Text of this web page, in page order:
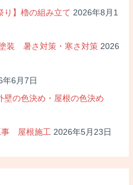
り】櫓の組み立て 2026年8月1
装 暑さ対策・寒さ対策 2026
年6月7日
壁の色決め・屋根の色決め
事 屋根施工 2026年5月23日